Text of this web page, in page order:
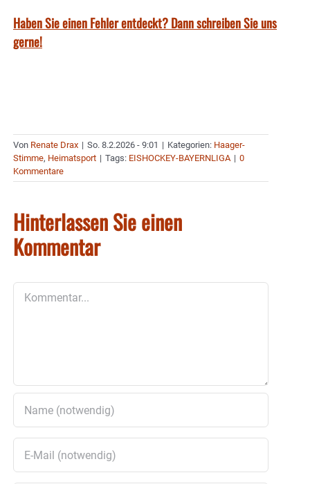
Haben Sie einen Fehler entdeckt? Dann schreiben Sie uns
gerne!
Von Renate Drax | So. 8.2.2026 - 9:01 | Kategorien: Haager-
Stimme, Heimatsport | Tags: EISHOCKEY-BAYERNLIGA | 0
Kommentare
Hinterlassen Sie einen
Kommentar